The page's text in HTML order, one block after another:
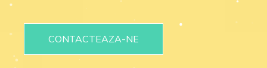
CONTACTEAZA-NE